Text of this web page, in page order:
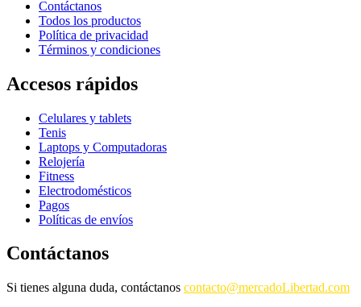
Contáctanos
Todos los productos
Política de privacidad
Términos y condiciones
Accesos rápidos
Celulares y tablets
Tenis
Laptops y Computadoras
Relojería
Fitness
Electrodomésticos
Pagos
Políticas de envíos
Contáctanos
Si tienes alguna duda, contáctanos contacto@mercadoLibertad.com